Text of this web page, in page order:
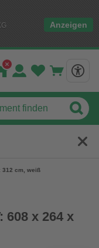
Anzeigen
312 cm, weiß
608 x 264 x